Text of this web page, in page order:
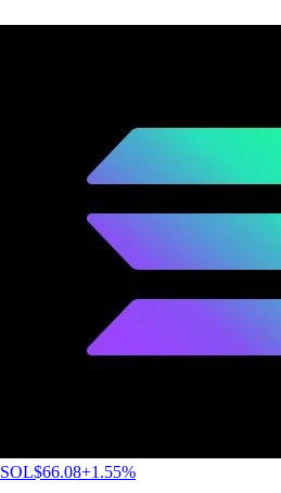
SOL$66.08+1.55%